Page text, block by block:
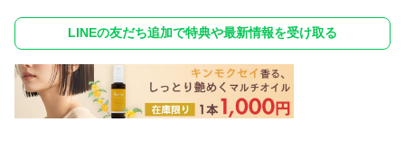
LINEの友だち追加で特典や最新情報を受け取る